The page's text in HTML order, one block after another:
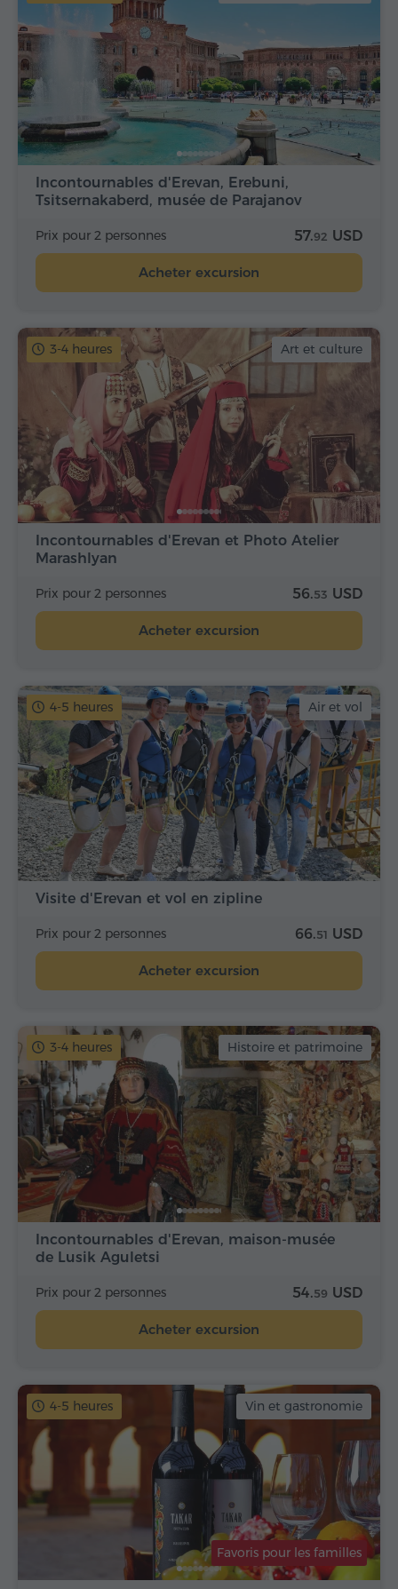
Incontournables d'Erevan, Erebuni,
Tsitsernakaberd, musée de Parajanov
Prix pour 2 personnes 57.92 USD
Acheter excursion
3-4 heures Art et culture
Incontournables d'Erevan et Photo Atelier
Marashlyan
Prix pour 2 personnes 56.53 USD
Acheter excursion
4-5 heures Air et vol
Visite d'Erevan et vol en zipline
Prix pour 2 personnes 66.51 USD
Acheter excursion
3-4 heures Histoire et patrimoine
Incontournables d'Erevan, maison-musée
de Lusik Aguletsi
Prix pour 2 personnes 54.59 USD
Acheter excursion
4-5 heures Vin et gastronomie
Favoris pour les familles